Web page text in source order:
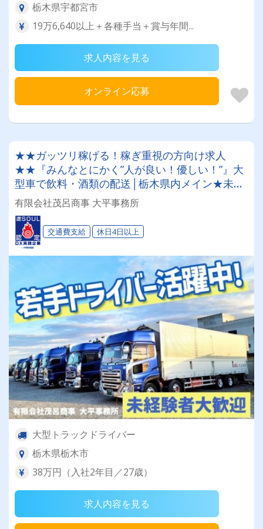
栃木県宇都宮市
19万6,640以上＋各種手当＋賞与年間...
求人内容を見る
オンライン応募
★★ガッツリ稼げる！稼ぎ重視の方向け求人
★★『みんなとにかく”人が良い！優しい！”』大
型車で飲料・酒類の配送│栃木県内メイン★未経
験者大歓迎 ★パパママ世代活躍中 ★資格取得制
度あり ★モーニングコールサービスあり
有限会社茂呂商事 大平事務所
交通費支給 休日4日以上
大型トラックドライバー
栃木県栃木市
38万円（入社2年目／27歳）
求人内容を見る